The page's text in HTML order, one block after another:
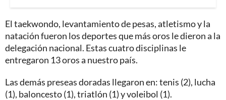
El taekwondo, levantamiento de pesas, atletismo y la
natación fueron los deportes que más oros le dieron a la
delegación nacional. Estas cuatro disciplinas le
entregaron 13 oros a nuestro país.
Las demás preseas doradas llegaron en: tenis (2), lucha
(1), baloncesto (1), triatlón (1) y voleibol (1).